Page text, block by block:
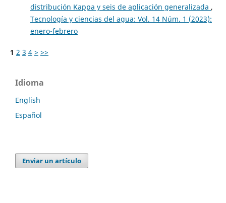
distribución Kappa y seis de aplicación generalizada ,
Tecnología y ciencias del agua: Vol. 14 Núm. 1 (2023):
enero-febrero
1 2 3 4 > >>
Idioma
English
Español
Enviar un artículo